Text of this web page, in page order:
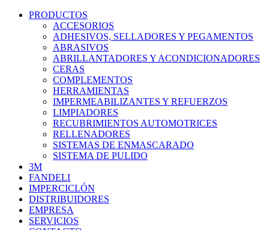
PRODUCTOS
ACCESORIOS
ADHESIVOS, SELLADORES Y PEGAMENTOS
ABRASIVOS
ABRILLANTADORES Y ACONDICIONADORES
CERAS
COMPLEMENTOS
HERRAMIENTAS
IMPERMEABILIZANTES Y REFUERZOS
LIMPIADORES
RECUBRIMIENTOS AUTOMOTRICES
RELLENADORES
SISTEMAS DE ENMASCARADO
SISTEMA DE PULIDO
3M
FANDELI
IMPERCICLÓN
DISTRIBUIDORES
EMPRESA
SERVICIOS